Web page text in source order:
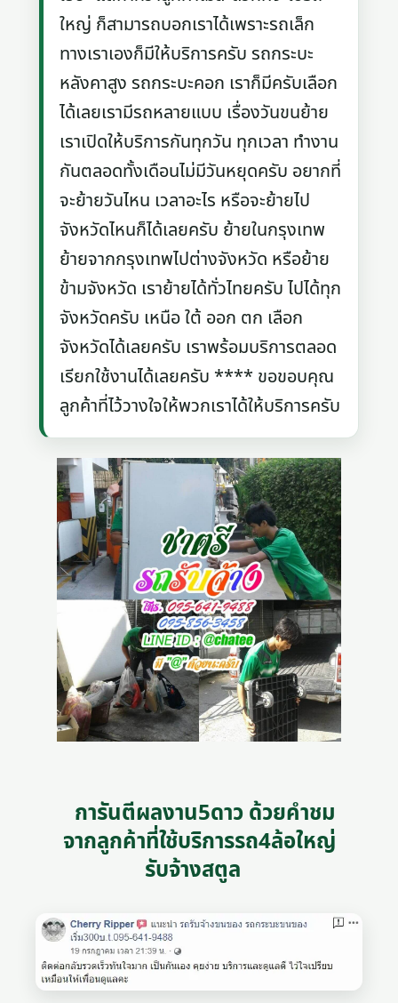
ใหญ่ ก็สามารถบอกเราได้เพราะรถเล็ก
ทางเราเองก็มีให้บริการครับ รถกระบะ
หลังคาสูง รถกระบะคอก เราก็มีครับเลือก
ได้เลยเรามีรถหลายแบบ เรื่องวันขนย้าย
เราเปิดให้บริการกันทุกวัน ทุกเวลา ทำงาน
กันตลอดทั้งเดือนไม่มีวันหยุดครับ อยากที่
จะย้ายวันไหน เวลาอะไร หรือจะย้ายไป
จังหวัดไหนก็ได้เลยครับ ย้ายในกรุงเทพ
ย้ายจากกรุงเทพไปต่างจังหวัด หรือย้าย
ข้ามจังหวัด เราย้ายได้ทั่วไทยครับ ไปได้ทุก
จังหวัดครับ เหนือ ใต้ ออก ตก เลือก
จังหวัดได้เลยครับ เราพร้อมบริการตลอด
เรียกใช้งานได้เลยครับ **** ขอขอบคุณ
ลูกค้าที่ไว้วางใจให้พวกเราได้ให้บริการครับ
การันตีผลงาน5ดาว ด้วยคำชม
จากลูกค้าที่ใช้บริการรถ4ล้อใหญ่
รับจ้างสตูล